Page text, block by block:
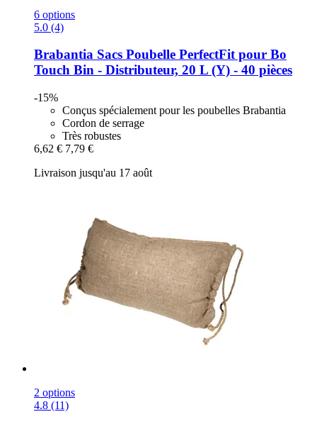
6 options
5.0 (4)
Brabantia Sacs Poubelle PerfectFit pour Bo
Touch Bin -​ Distributeur, 20 L (Y) -​ 40 pièces
-15%
Conçus spécialement pour les poubelles Brabantia
Cordon de serrage
Très robustes
6,62 € 7,79 €
Livraison jusqu'au 17 août
2 options
4.8 (11)